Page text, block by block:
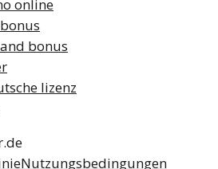
online
bonus
lizenz
Nutzungsbedingungen